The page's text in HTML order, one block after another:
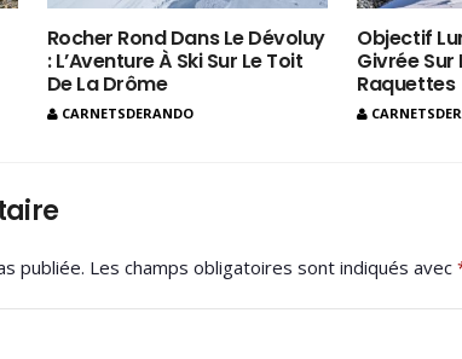
Rocher Rond Dans Le Dévoluy
: L’Aventure À Ski Sur Le Toit
De La Drôme
CARNETSDERANDO
Objectif
Givrée Sur
Raquettes
publiée. Les champs obligatoires sont indiqués avec